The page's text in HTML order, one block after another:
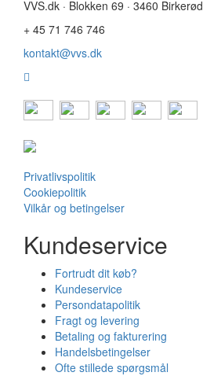
VVS.dk · Blokken 69 · 3460 Birkerød
+ 45 71 746 746
kontakt@vvs.dk
Privatlivspolitik
Cookiepolitik
Vilkår og betingelser
Kundeservice
Fortrudt dit køb?
Kundeservice
Persondatapolitik
Fragt og levering
Betaling og fakturering
Handelsbetingelser
Ofte stillede spørgsmål